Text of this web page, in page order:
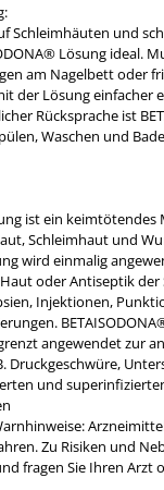
Schleimhäuten und
Lösung ideal.
am Nagelbett oder
der Lösung einfacher
Rücksprache ist
Waschen und
ist ein
Schleimhaut und
wird einmalig
oder Antiseptik der
Injektionen,
angewendet zur
Druckgeschwüre,
und
Zu Risiken und
fragen Sie Ihren Arzt